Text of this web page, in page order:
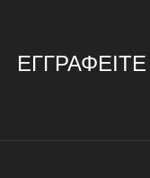
ΕΓΓΡΑΦΕΊΤΕ